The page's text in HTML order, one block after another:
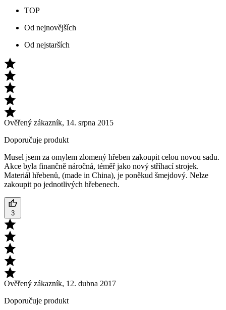
TOP
Od nejnovějších
Od nejstarších
Ověřený zákazník, 14. srpna 2015
Doporučuje produkt
Musel jsem za omylem zlomený hřeben zakoupit celou novou sadu.
Akce byla finančně náročná, téměř jako nový stříhací strojek.
Materiál hřebenů, (made in China), je poněkud šmejdový. Nelze
zakoupit po jednotlivých hřebenech.
3
Ověřený zákazník, 12. dubna 2017
Doporučuje produkt